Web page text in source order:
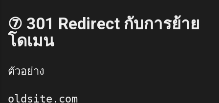
⑦ 301 Redirect กับการย้าย
โดเมน
ตัวอย่าง